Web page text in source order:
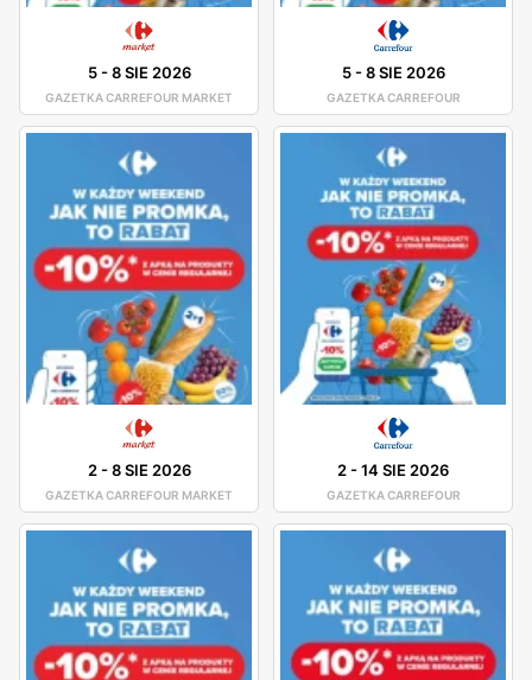
5-8 SIE 2026
GAZETKA CARREFOUR MARKET
5-8 SIE 2026
GAZETKA CARREFOUR
2-8 SIE 2026
GAZETKA CARREFOUR MARKET
2-14 SIE 2026
GAZETKA CARREFOUR